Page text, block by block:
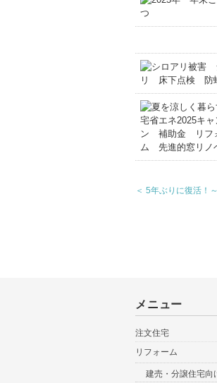
＜ 5年ぶりに復活！
メニュー
注文住宅
リフォーム
建売・分譲住宅向